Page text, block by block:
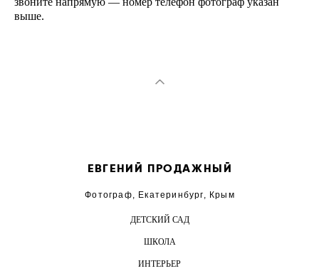
выше.
ЕВГЕНИЙ ПРОДАЖНЫЙ
Фотограф, Екатеринбург, Крым
ДЕТСКИЙ САД
ШКОЛА
ИНТЕРЬЕР